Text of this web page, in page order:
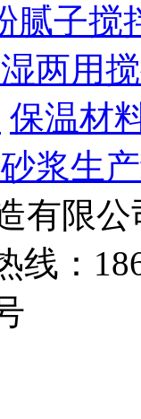
腻子搅
两用
保温材
浆生
有限
线：